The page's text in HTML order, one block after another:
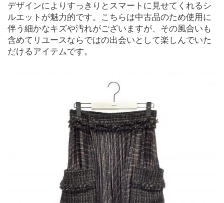
デザインによりすっきりとスマートに見せてくれるシ
ルエットが魅力的です。こちらは中古品のため使用に
伴う細かなキズや汚れがございますが、その風合いも
含めてリユースならではの出会いとして楽しんでいた
だけるアイテムです。